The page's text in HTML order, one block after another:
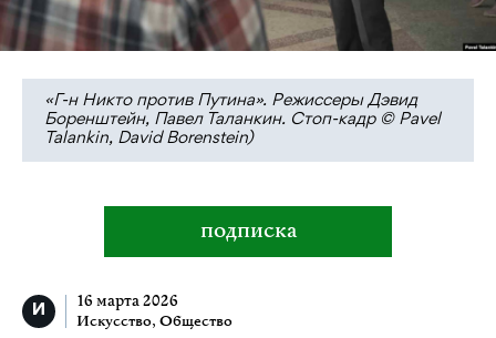
«Г-н Никто против Путина». Режиссеры Дэвид
Боренштейн, Павел Таланкин. Стоп-кадр © Pavel
Talankin, David Borenstein)
подписка
16 марта 2026
Искусство, Общество